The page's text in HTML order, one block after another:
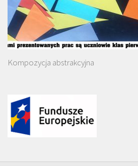
Kompozycja abstrakcyjna